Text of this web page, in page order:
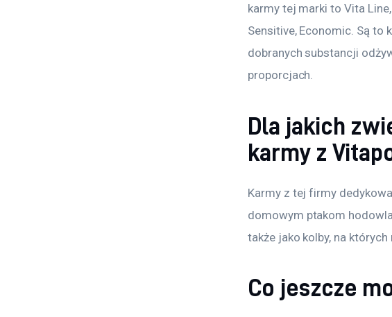
karmy tej marki to Vita
Sensitive, Economic. Są to
dobranych substancji
proporcjach.
Dla jakich
karmy z
Karmy z tej firmy
domowym ptakom
także jako kolby, na
Co jeszcze